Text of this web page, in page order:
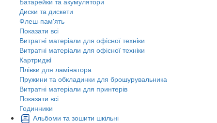
Диски та дискети
Флеш-пам'ять
Показати всі
Витратні матеріали для офісної техніки
Витратні матеріали для офісної техніки
Картриджi
Плівки для ламінатора
Пружини та обкладинки для брошурувальника
Витратні матеріали для принтерів
Показати всі
Годинники
Альбоми та зошити шкільні